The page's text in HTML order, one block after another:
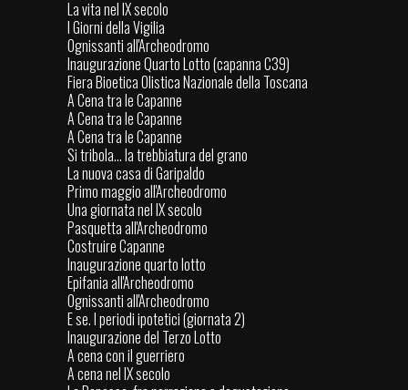
La vita nel IX secolo
I Giorni della Vigilia
Ognissanti all'Archeodromo
Inaugurazione Quarto Lotto (capanna C39)
Fiera Bioetica Olistica Nazionale della Toscana
A Cena tra le Capanne
A Cena tra le Capanne
A Cena tra le Capanne
Si tribola... la trebbiatura del grano
La nuova casa di Garipaldo
Primo maggio all'Archeodromo
Una giornata nel IX secolo
Pasquetta all'Archeodromo
Costruire Capanne
Inaugurazione quarto lotto
Epifania all'Archeodromo
Ognissanti all'Archeodromo
E se. I periodi ipotetici (giornata 2)
Inaugurazione del Terzo Lotto
A cena con il guerriero
A cena nel IX secolo